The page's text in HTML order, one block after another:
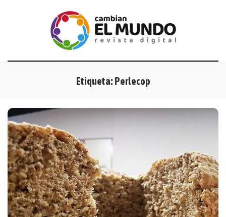
Etiqueta: Perlecop